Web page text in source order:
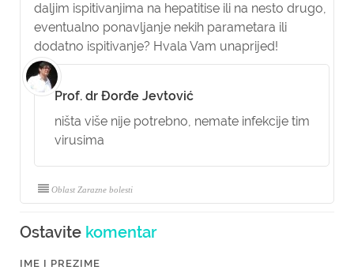
daljim ispitivanjima na hepatitise ili na nesto drugo,
eventualno ponavljanje nekih parametara ili
dodatno ispitivanje? Hvala Vam unaprijed!
Prof. dr Đorđe Jevtović
ništa više nije potrebno, nemate infekcije tim
virusima
Oblast Zarazne bolesti
Ostavite komentar
IME I PREZIME